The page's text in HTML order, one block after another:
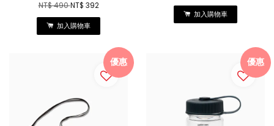
NT$ 490NT$ 392
加入購物車
加入購物車
優惠 優惠